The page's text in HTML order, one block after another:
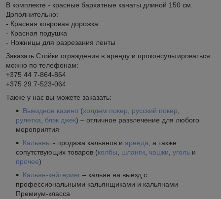
В комплекте - красные бархатные канаты длиной 150 см.
Дополнительно:
- Красная ковровая дорожка
- Красная подушка
- Ножницы для разрезания ленты
Заказать Стойки ограждения в аренду и проконсультироваться
можно по телефонам:
+375 44 7-864-864
+375 29 7-523-064
Также у нас вы можете заказать:
Выездное казино (холдем покер русский покер
рулетка
блэк джек) – отличное развлечение для любого
мероприятия
Кальяны - продажа кальянов и аренда , а также
сопутствующих товаров (колбы шланги чашки уголь и
прочее)
Кальян-кейтеринг – кальян на выезд с
профессиональными кальянщиками и кальянами
Премиум-класса